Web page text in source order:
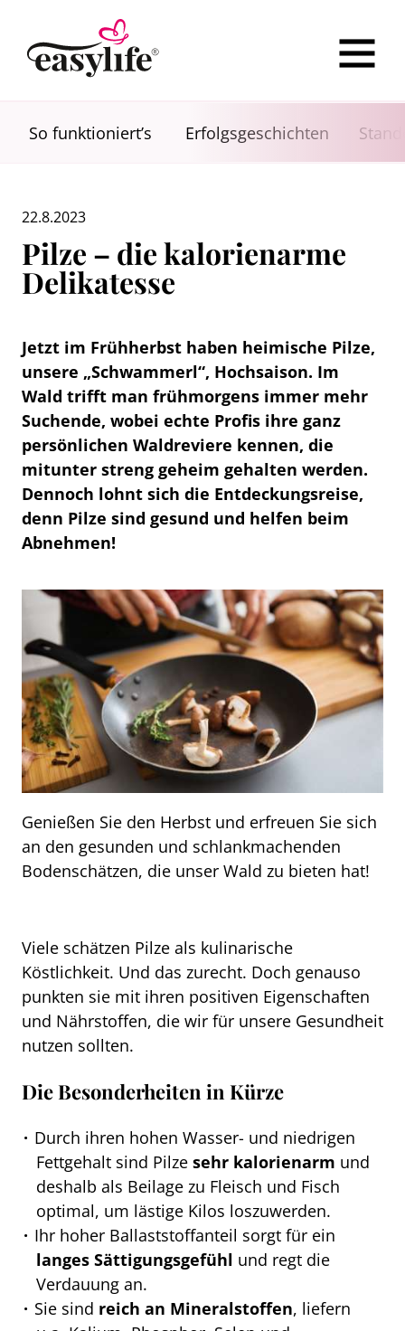
So funktioniert’s Erfolgsgeschichten
22.8.2023
Pilze – die kalorienarme
Delikatesse
Jetzt im Frühherbst haben heimische Pilze,
unsere „Schwammerl“, Hochsaison. Im
Wald trifft man frühmorgens immer mehr
Suchende, wobei echte Profis ihre ganz
persönlichen Waldreviere kennen, die
mitunter streng geheim gehalten werden.
Dennoch lohnt sich die Entdeckungsreise,
denn Pilze sind gesund und helfen beim
Abnehmen!
Genießen Sie den Herbst und erfreuen Sie sich
an den gesunden und schlankmachenden
Bodenschätzen, die unser Wald zu bieten hat!
Viele schätzen Pilze als kulinarische
Köstlichkeit. Und das zurecht. Doch genauso
punkten sie mit ihren positiven Eigenschaften
und Nährstoffen, die wir für unsere Gesundheit
nutzen sollten.
Die Besonderheiten in Kürze
Durch ihren hohen Wasser- und niedrigen
Fettgehalt sind Pilze sehr kalorienarm und
deshalb als Beilage zu Fleisch und Fisch
optimal, um lästige Kilos loszuwerden.
Ihr hoher Ballaststoffanteil sorgt für ein
langes Sättigungsgefühl und regt die
Verdauung an.
Sie sind reich an Mineralstoffen, liefern